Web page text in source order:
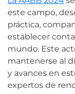
este campo,
práctica,
establecer
mundo. Este
mantenerse al
y avances en
expertos de